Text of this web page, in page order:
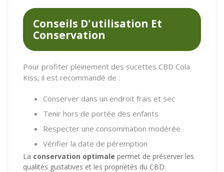
Conseils D'utilisation Et
Conservation
Pour profiter pleinement des sucettes CBD Cola
Kiss, il est recommandé de :
Conserver dans un endroit frais et sec
Tenir hors de portée des enfants
Respecter une consommation modérée
Vérifier la date de péremption
La conservation optimale permet de préserver les
qualités gustatives et les propriétés du CBD.